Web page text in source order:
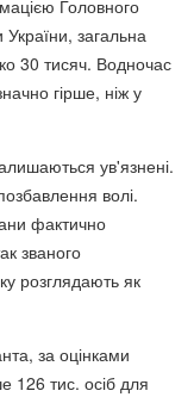
Головного
України, загальна
30 тисяч. Водночас
гірше, ніж у
ув'язнені.
волі.
фактично
званого
розглядають як
за оцінками
126 тис. осіб для